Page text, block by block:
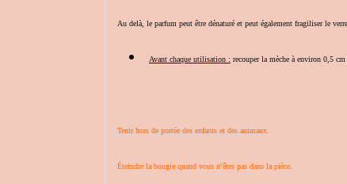
Au delà, le parfum peut être dénaturé et peut également fragiliser le verre.
Avant chaque utilisation : recouper la mèche à environ 0,5
Tenir hors de portée des enfants et des animaux.
Éteindre la bougie quand vous n’êtes pas dans la pièce.